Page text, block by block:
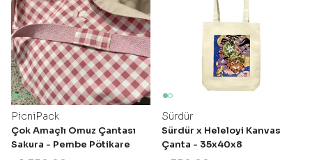
PicniPack
Çok Amaçlı Omuz Çantası
Sakura - Pembe Pötikare
Sürdür
Sürdür x Heleloyi Kanvas
Çanta - 35x40x8